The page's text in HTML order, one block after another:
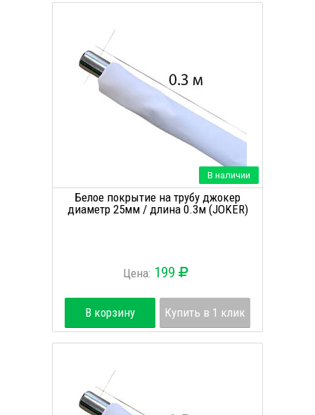
В наличии
Белое покрытие на трубу джокер
диаметр 25мм / длина 0.3м (JOKER)
Цена: 199
В корзину Купить в 1 клик